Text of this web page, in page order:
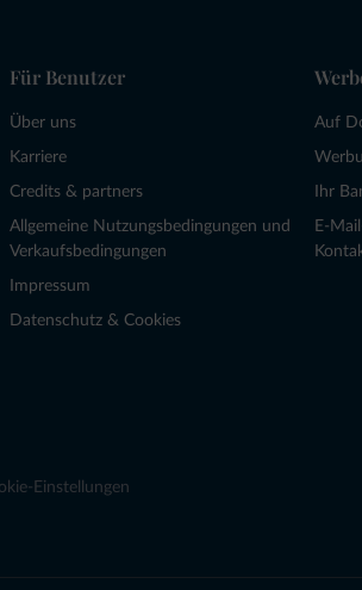
Für Benutzer
Über uns
Karriere
Credits & partners
Allgemeine Nutzungsbedingungen und
Verkaufsbedingungen
Impressum
Datenschutz & Cookies
Auf
Ihr
E-
Einstellungen